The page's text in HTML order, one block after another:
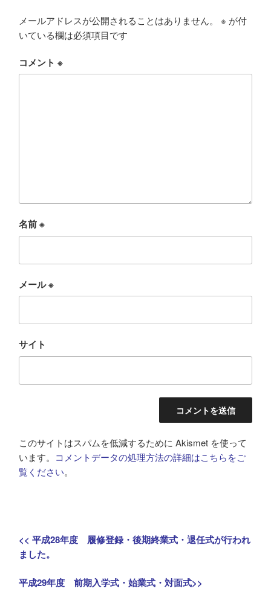
メールアドレスが公開されることはありません。 ※ が付
いている欄は必須項目です
コメント※
名前※
メール※
サイト
このサイトはスパムを低減するために Akismet を使って
います。 コメントデータの処理方法の詳細はこちらをご
覧ください。
投
稿
ナ
<< Previous
post:
平成28年度 履修登録・後期終業式・退任式が行われ
ました。
Next
平成29年度 前期入学式・始業式・対面式>>